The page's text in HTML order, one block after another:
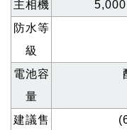
主相機
5,000
防水等
級
電池容
量
建議售